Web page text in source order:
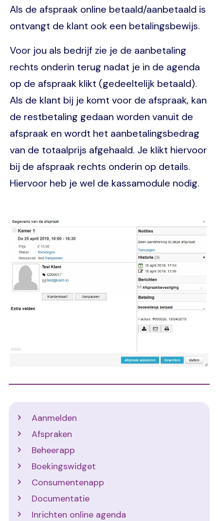
Als de afspraak online betaald/aanbetaald is
ontvangt de klant ook een betalingsbewijs.
Voor jou als bedrijf zie je de aanbetaling
rechts onderin terug nadat je in de agenda
op de afspraak klikt (gedeeltelijk betaald).
Als de klant bij je komt voor de afspraak, kan
de restbetaling gedaan worden vanuit de
afspraak en wordt het aanbetalingsbedrag
van de totaalprijs afgehaald. Je klikt hiervoor
bij de afspraak rechts onderin op details.
Hiervoor heb je wel de kassamodule nodig.
Image
Aanmelden
Afspraken
Beheerapp
Boekingswidget
Consumentenapp
Documentatie
Inrichten online agenda